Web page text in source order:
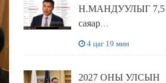
Н.МАНДУУЛЫГ 7,5
саяар
4 цаг 19 мин
2027 ОНЫ УЛСЫН